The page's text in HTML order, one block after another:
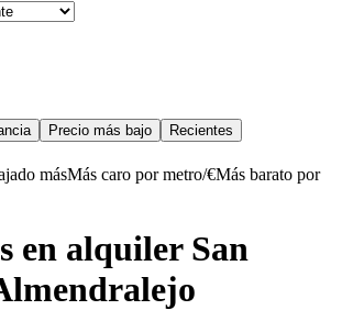
Precio más bajo
Recientes
másMás caro por metro/€Más barato por
en alquiler San